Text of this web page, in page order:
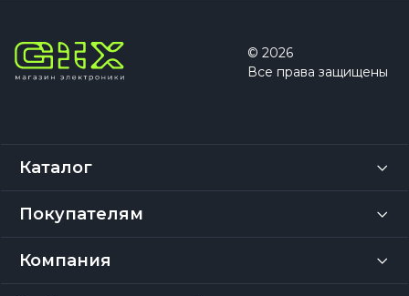
© 2026
Все права защищены
Каталог
Покупателям
Компания